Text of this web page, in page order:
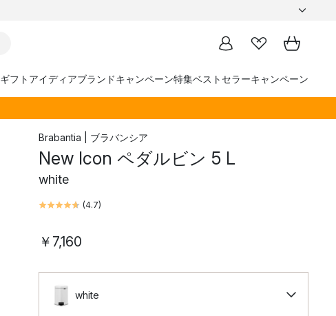
ギフトアイディアブランドキャンペーン特集ベストセラーキャンペーン
Brabantia | ブラバンシア
New Icon ペダルビン 5 L
white
(4.7)
￥7,160
white